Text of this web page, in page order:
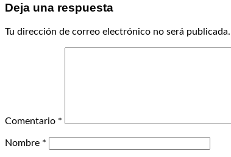
Deja una respuesta
Tu dirección de correo electrónico no será publicada.
Comentario *
Nombre *